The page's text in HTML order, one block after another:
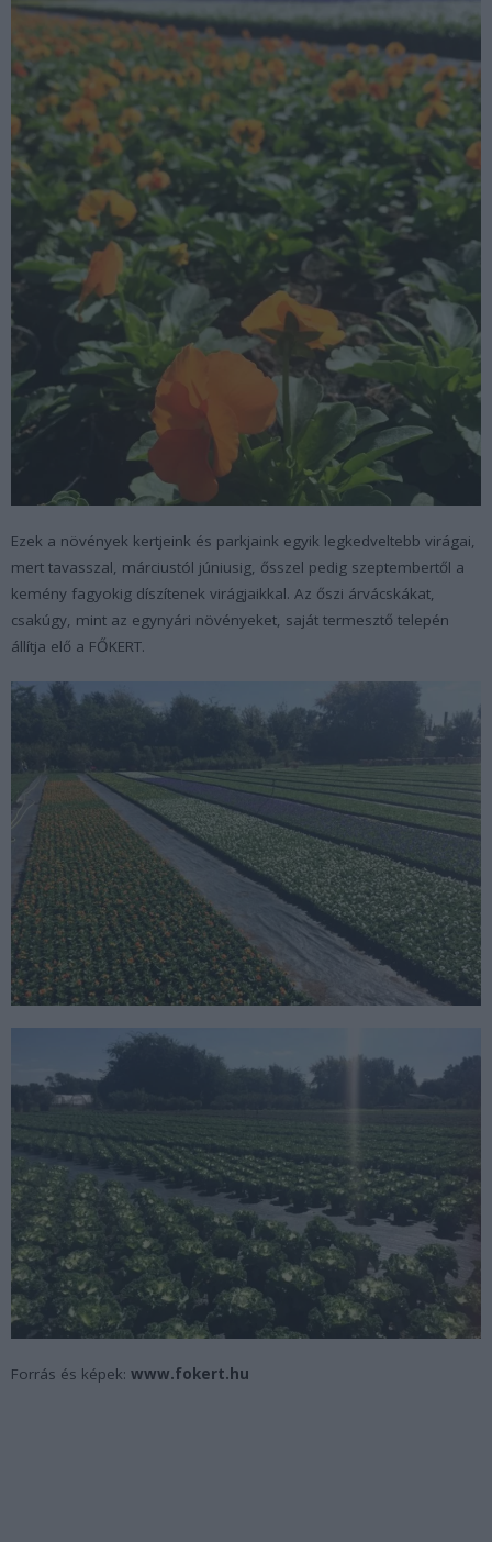
Ezek a növények kertjeink és parkjaink egyik legkedveltebb virágai,
mert tavasszal, márciustól júniusig, ősszel pedig szeptembertől a
kemény fagyokig díszítenek virágjaikkal. Az őszi árvácskákat,
csakúgy, mint az egynyári növényeket, saját termesztő telepén
állítja elő a FŐKERT.
Forrás és képek: www.fokert.hu